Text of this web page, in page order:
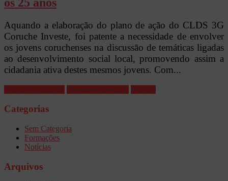
Aquando a elaboração do plano de ação do CLDS 3G
Coruche Investe, foi patente a necessidade de envolver
os jovens coruchenses na discussão de temáticas ligadas
ao desenvolvimento social local, promovendo assim a
cidadania ativa destes mesmos jovens. Com...
Categorias
Sem Categoria
Formações
Notícias
Arquivos